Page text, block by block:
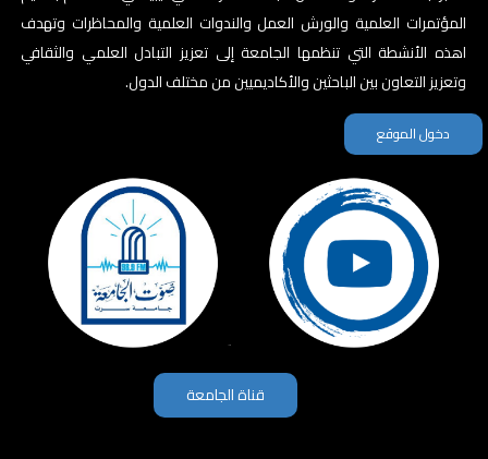
المؤتمرات العلمية والورش العمل والندوات العلمية والمحاظرات وتهدف
اهذه الأنشطة التي تنظمها الجامعة إلى تعزيز التبادل العلمي والثقافي
وتعزيز التعاون بين الباحثين والأكاديميين من مختلف الدول.
دخول الموقع
قناة الجامعة